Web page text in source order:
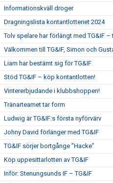
Informationskväll droger
Dragningslista kontantlotteriet 2024
Tolv spelare har förlängt med TG&IF
Välkommen till TG&IF, Simon och
Liam har bestämt sig för TG&IF
Stöd TG&IF – köp kontantlotten!
Vintererbjudande i klubbshoppen!
Tränarteamet tar form
Ludwig är TG&IF:s första nyförvärv
Johny David förlänger med TG&IF
TG&IF sörjer bortgånge ”Hacke”
Köp uppesittarlotten av TG&IF
Inför: Stenungsunds IF – TG&IF